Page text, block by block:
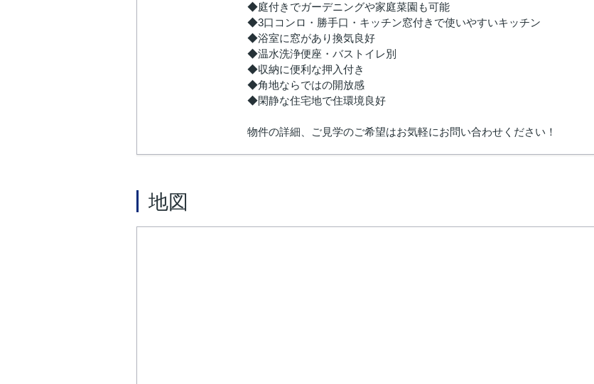
◆庭付きでガーデニングや家庭菜園も可能
◆3口コンロ・勝手口・キッチン窓付きで使いやすいキッチン
◆浴室に窓があり換気良好
◆温水洗浄便座・バストイレ別
◆収納に便利な押入付き
◆角地ならではの開放感
◆閑静な住宅地で住環境良好
物件の詳細、ご見学のご希望はお気軽にお問い合わせください！
地図